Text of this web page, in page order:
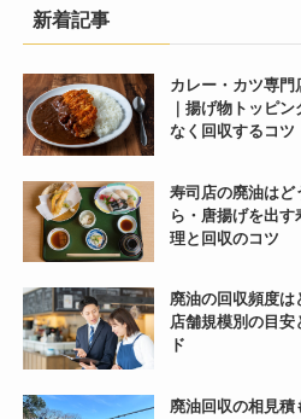
新着記事
カレー・カツ専門
｜揚げ物トッピ
なく回収するコツ
寿司店の廃油はど
ら・唐揚げを出す
理と回収のコツ
廃油の回収頻度は
店舗規模別の目安
ド
廃油回収の相見積